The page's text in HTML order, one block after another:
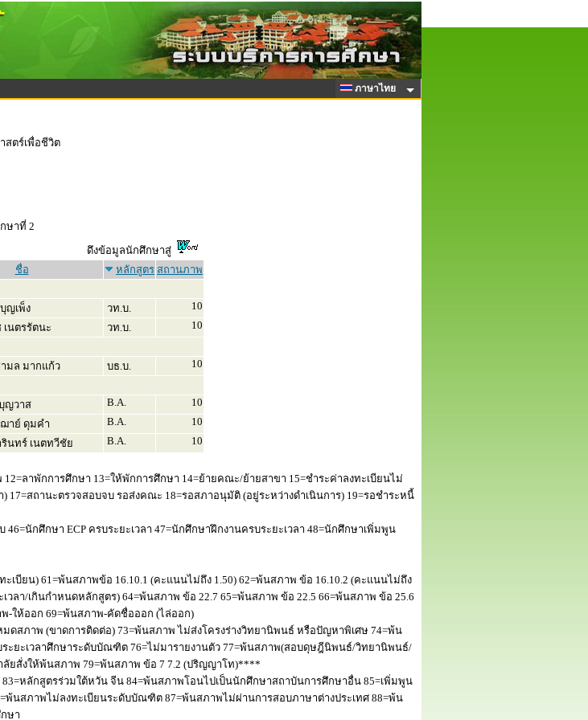
ภาษาไทย
สตร์เพื่อชีวิต
ษาที่ 2
ดึงข้อมูลนักศึกษาสู่
ชื่อ หลักสูตร สถานภาพ
ญเพ็ง วท.บ.
10
นตรรัตนะ วท.บ.
10
มล มากแก้ว บธ.บ.
10
ญวาส B.A.
10
าย์ ดุมคำ B.A.
10
นทร์ เนตทวีชัย B.A.
10
12=ลาพักการศึกษา 13=ให้พักการศึกษา 14=ย้ายคณะ/ย้ายสาขา 15=ชำระค่าลงทะเบียนไม่
17=สถานะตรวจสอบจบ รอส่งคณะ 18=รอสภาอนุมัติ (อยู่ระหว่างดำเนินการ) 19=รอชำระหนี้
46=นักศึกษา ECP ครบระยะเวลา 47=นักศึกษาฝึกงานครบระยะเวลา 48=นักศึกษาเพิ่มพูน
ะเบียน) 61=พ้นสภาพข้อ 16.10.1 (คะแนนไม่ถึง 1.50) 62=พ้นสภาพ ข้อ 16.10.2 (คะแนนไม่ถึง
เวลา/เกินกำหนดหลักสูตร) 64=พ้นสภาพ ข้อ 22.7 65=พ้นสภาพ ข้อ 22.5 66=พ้นสภาพ ข้อ 25.6
-ให้ออก 69=พ้นสภาพ-คัดชื่อออก (ไล่ออก)
มดสภาพ (ขาดการติดต่อ) 73=พ้นสภาพ ไม่ส่งโครงร่างวิทยานิพนธ์ หรือปัญหาพิเศษ 74=พ้น
ะยะเวลาศึกษาระดับบัณฑิต 76=ไม่มารายงานตัว 77=พ้นสภาพ(สอบดุษฎีนิพนธ์/วิทยานิพนธ์/
ยสั่งให้พ้นสภาพ 79=พ้นสภาพ ข้อ 7 7.2 (ปริญญาโท)****
83=หลักสูตรร่วมใต้หวัน จีน 84=พ้นสภาพโอนไปเป็นนักศึกษาสถาบันการศึกษาอื่น 85=เพิ่มพูน
พ้นสภาพไม่ลงทะเบียนระดับบัณฑิต 87=พ้นสภาพไม่ผ่านการสอบภาษาต่างประเทศ 88=พ้น
ษา